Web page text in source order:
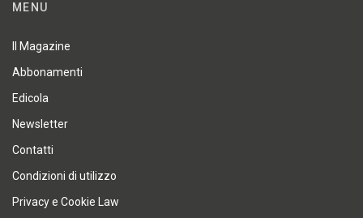
MENU
Il Magazine
Abbonamenti
Edicola
Newsletter
Contatti
Condizioni di utilizzo
Privacy e Cookie Law